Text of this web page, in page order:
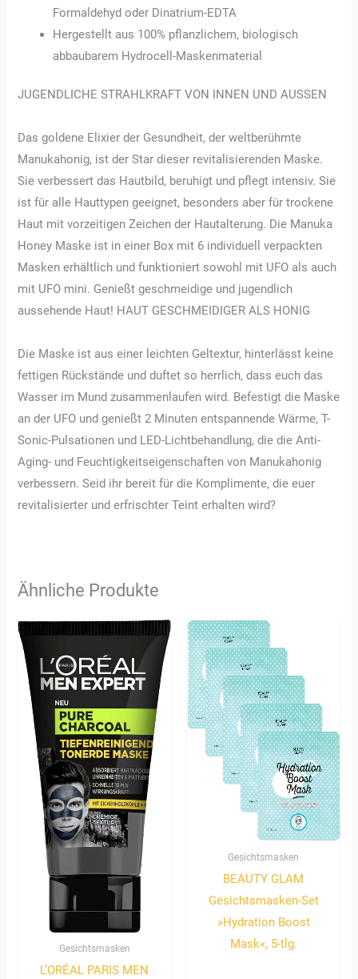
Formaldehyd oder Dinatrium-EDTA
Hergestellt aus 100% pflanzlichem, biologisch
abbaubarem Hydrocell-Maskenmaterial
JUGENDLICHE STRAHLKRAFT VON INNEN UND AUSSEN
Das goldene Elixier der Gesundheit, der weltberühmte
Manukahonig, ist der Star dieser revitalisierenden Maske.
Sie verbessert das Hautbild, beruhigt und pflegt intensiv. Sie
ist für alle Hauttypen geeignet, besonders aber für trockene
Haut mit vorzeitigen Zeichen der Hautalterung. Die Manuka
Honey Maske ist in einer Box mit 6 individuell verpackten
Masken erhältlich und funktioniert sowohl mit UFO als auch
mit UFO mini. Genießt geschmeidige und jugendlich
aussehende Haut! HAUT GESCHMEIDIGER ALS HONIG
Die Maske ist aus einer leichten Geltextur, hinterlässt keine
fettigen Rückstände und duftet so herrlich, dass euch das
Wasser im Mund zusammenlaufen wird. Befestigt die Maske
an der UFO und genießt 2 Minuten entspannende Wärme, T-
Sonic-Pulsationen und LED-Lichtbehandlung, die die Anti-
Aging- und Feuchtigkeitseigenschaften von Manukahonig
verbessern. Seid ihr bereit für die Komplimente, die euer
revitalisierter und erfrischter Teint erhalten wird?
Ähnliche Produkte
Gesichtsmasken
L’ORÉAL PARIS MEN
Gesichtsmasken
BEAUTY GLAM
Gesichtsmasken-Set
»Hydration Boost
Mask«, 5-tlg.